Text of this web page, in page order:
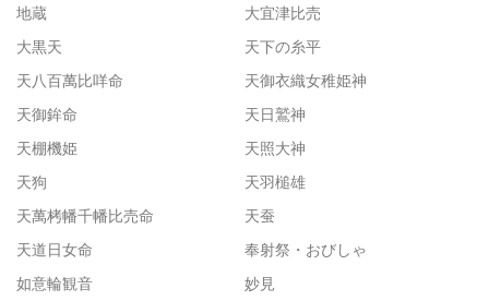
地蔵
大宜津比売
大黒天
天下の糸平
天八百萬比咩命
天御衣織女稚姫神
天御鉾命
天日鷲神
天棚機姫
天照大神
天狗
天羽槌雄
天萬栲幡千幡比売命
天蚕
天道日女命
奉射祭・おびしゃ
如意輪観音
妙見